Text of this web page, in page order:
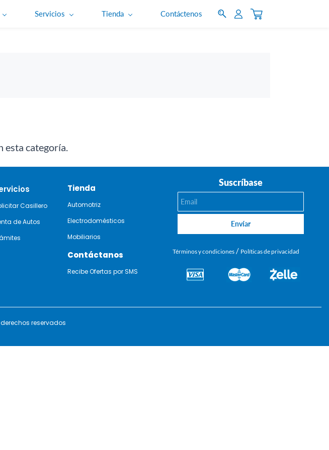
Servicios Tienda Contáctenos
esta categoría.
Casillero
de Autos
Tienda
Automotriz
Electrodomésticos
Mobiliarios
Contáctanos
Recibe Ofertas por SMS
Suscríbase
Envíar
Términos y condiciones/ Políticas de privacidad
reservados